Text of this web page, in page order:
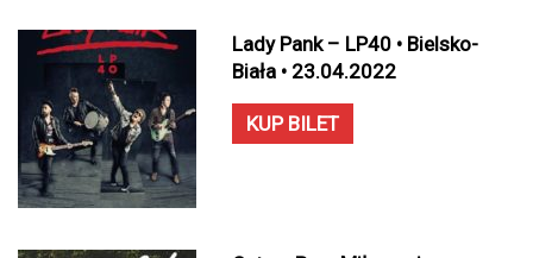
Lady Pank – LP40 • Bielsko-
Biała • 23.04.2022
KUP BILET